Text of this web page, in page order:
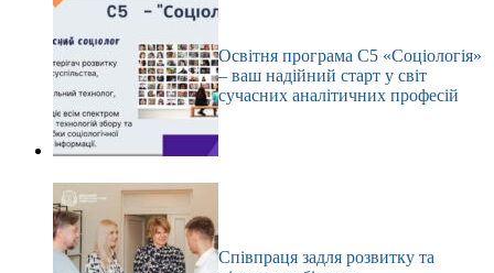
Освітня програма С5 «Соціологія»
– ваш надійний старт у світ
сучасних аналітичних професій
Співпраця задля розвитку та